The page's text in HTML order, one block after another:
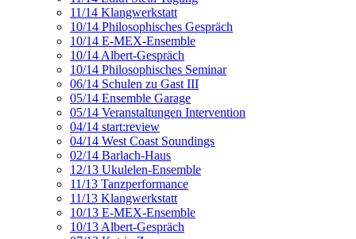
11/14 Klangwerkstatt
10/14 Philosophisches Gespräch
10/14 E-MEX-Ensemble
10/14 Albert-Gespräch
10/14 Philosophisches Seminar
06/14 Schulen zu Gast III
05/14 Ensemble Garage
05/14 Veranstaltungen Intervention
04/14 start:review
04/14 West Coast Soundings
02/14 Barlach-Haus
12/13 Ukulelen-Ensemble
11/13 Tanzperformance
11/13 Klangwerkstatt
10/13 E-MEX-Ensemble
10/13 Albert-Gespräch